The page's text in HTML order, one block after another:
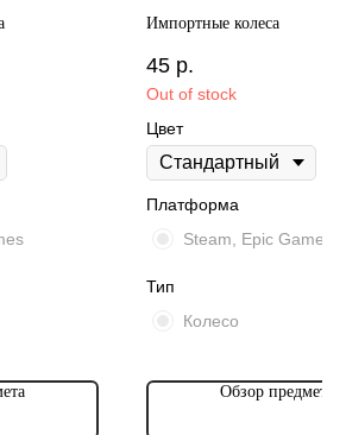
Импортные колеса
45 р.
Out of stock
Цвет
Платформа
Steam, Epic Games
Тип
Колесо
Обзор предмета